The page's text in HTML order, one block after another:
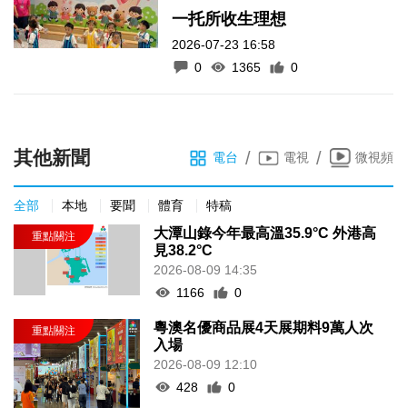
一托所收生理想
2026-07-23 16:58
0
1365 0
其他新聞 電台 / 電視 / 微視頻
全部 本地 要聞 體育 特稿
大潭山錄今年最高溫35.9°C 外港高
見38.2°C
2026-08-09 14:35
1166
0
粵澳名優商品展4天展期料9萬人次
入場
2026-08-09 12:10
428
0